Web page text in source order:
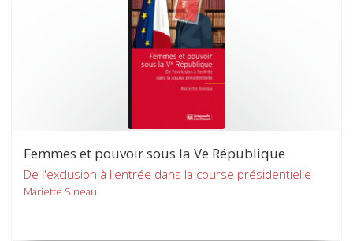
Femmes et pouvoir sous la Ve République
De l'exclusion à l'entrée dans la course présidentielle
Mariette Sineau